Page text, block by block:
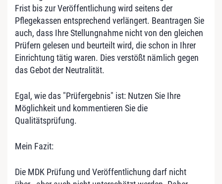
Frist bis zur Veröffentlichung wird seitens der
Pflegekassen entsprechend verlängert. Beantragen Sie
auch, dass Ihre Stellungnahme nicht von den gleichen
Prüfern gelesen und beurteilt wird, die schon in Ihrer
Einrichtung tätig waren. Dies verstößt nämlich gegen
das Gebot der Neutralität.
Egal, wie das "Prüfergebnis" ist: Nutzen Sie Ihre
Möglichkeit und kommentieren Sie die
Qualitätsprüfung.
Mein Fazit:
Die MDK Prüfung und Veröffentlichung darf nicht